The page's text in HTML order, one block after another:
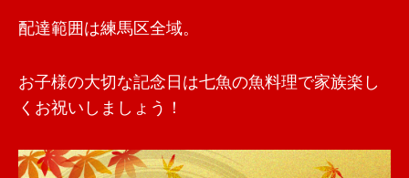
配達範囲は練馬区全域。
お子様の大切な記念日は七魚の魚料理で家族楽し
くお祝いしましょう！